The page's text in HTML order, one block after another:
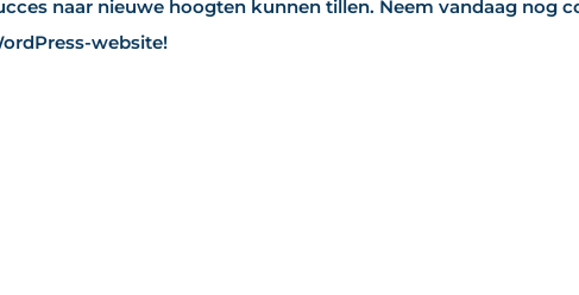
naar nieuwe hoogten kunnen tillen. Neem vandaag nog
website!